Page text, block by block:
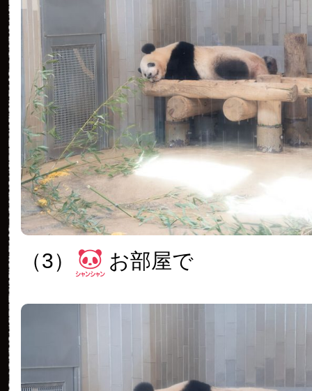
（3） お部屋で